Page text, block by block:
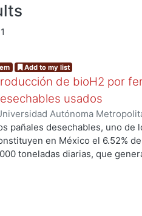
Add to my list
de bioH2 por
usados
Autónoma
Servicios de Información.,
pañales desechables, uno de
en México el 6.52%
toneladas diarias, que